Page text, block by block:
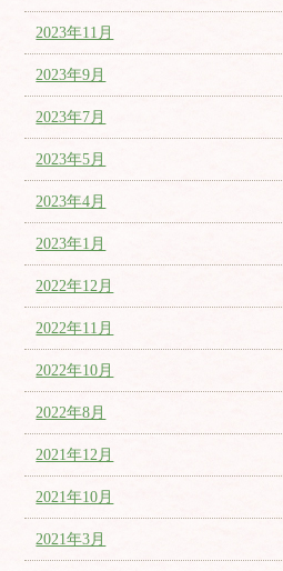
2023年11月
2023年9月
2023年7月
2023年5月
2023年4月
2023年1月
2022年12月
2022年11月
2022年10月
2022年8月
2021年12月
2021年10月
2021年3月